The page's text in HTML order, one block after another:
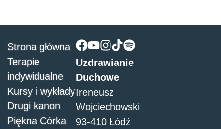
Uzdrawianie
Duchowe
Ireneusz
Wojciechowski
93-410 Łódź
Strona główna
Terapie
indywidualne
Kursy i wykłady
Drugi kanon
Piękna Córka